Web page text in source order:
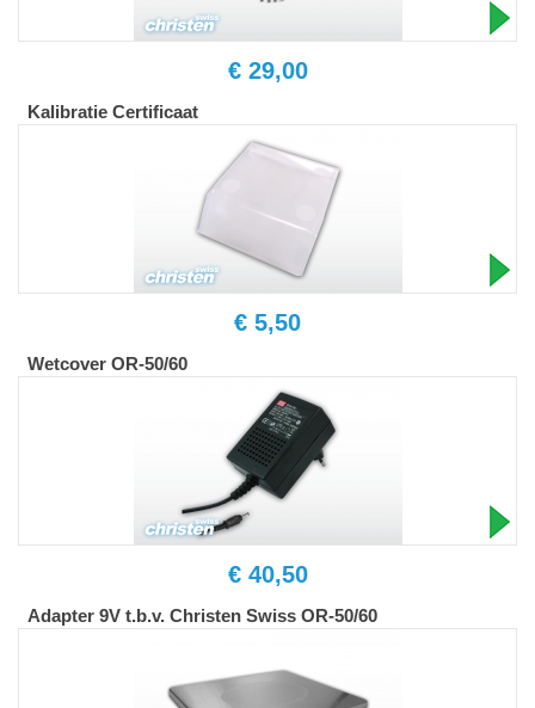
€ 29,00
Kalibratie Certificaat
€ 5,50
Wetcover OR-50/60
€ 40,50
Adapter 9V t.b.v. Christen Swiss OR-50/60